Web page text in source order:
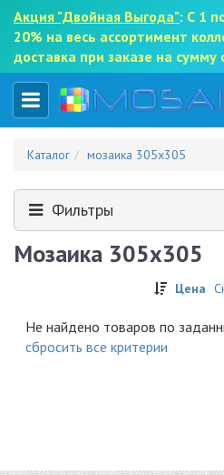
Акция "Двойная Выгода": С 1
20% на весь ассортимент
доставка при заказе на
Каталог мозаика 305x305
Фильтры
Мозаика 305x305
Цена
Не найдено товаров по
cбросить все критерии